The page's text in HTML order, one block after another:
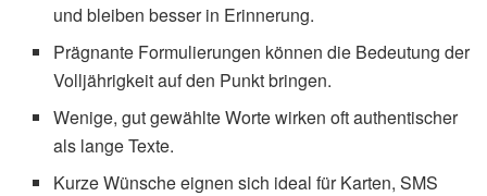
und bleiben besser in Erinnerung.
Prägnante Formulierungen können die Bedeutung der
Volljährigkeit auf den Punkt bringen.
Wenige, gut gewählte Worte wirken oft authentischer
als lange Texte.
Kurze Wünsche eignen sich ideal für Karten, SMS